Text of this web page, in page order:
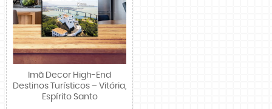
Imã Decor High-End
Destinos Turísticos – Vitória,
Espírito Santo